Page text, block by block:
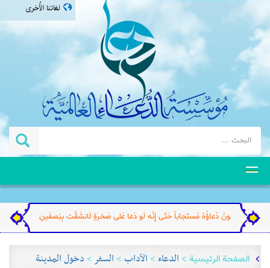
لغاتنا الأُخرى
فارسی
தமிழ்
وَ يَکونُ دُعاؤُهُ مُستَجاباً حَتّی إِنَّه لَو دَعا عَلی صَخرةٍ لَانشَقَّت بِنِصفَينِ.
الصفحة الرئيسية>الدعاء> الآداب>السفر>دخول المدينة